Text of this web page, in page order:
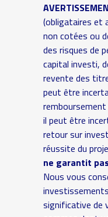
(obligataires et
non cotées ou
des risques de
capital investi,
revente des
peut être
il peut être
retour sur
réussite du
ne garantit
Nous vous
significative de